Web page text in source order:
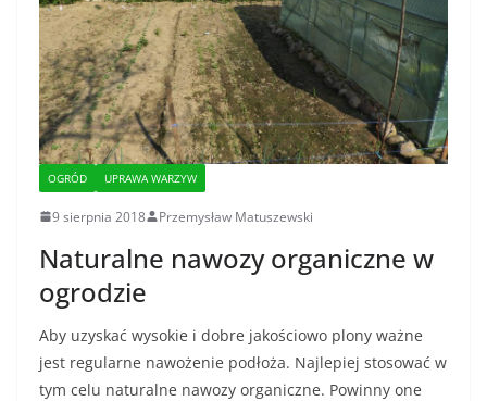
OGRÓD UPRAWA WARZYW
9 sierpnia 2018 Przemysław Matuszewski
Naturalne nawozy organiczne w
ogrodzie
Aby uzyskać wysokie i dobre jakościowo plony ważne
jest regularne nawożenie podłoża. Najlepiej stosować w
tym celu naturalne nawozy organiczne. Powinny one